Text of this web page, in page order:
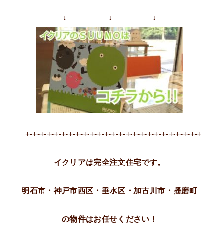
↓ ↓ ↓
+-+-+-+-+-+-+-+-+-+-+-+-+-+-+-+-+-+-+-+-+-+-+-+-+
イクリアは完全注文住宅です。
明石市・神戸市西区・垂水区・加古川市・播磨町
の物件はお任せください！